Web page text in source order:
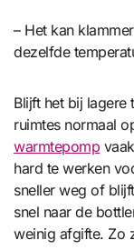
– Het kan
dezelfde
Blijft het bij lagere
ruimtes normaal
warmtepomp
hard te werken
sneller weg of
snel naar de
weinig afgifte. Zo